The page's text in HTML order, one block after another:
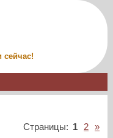
сейчас!
Страницы: 1 2 »